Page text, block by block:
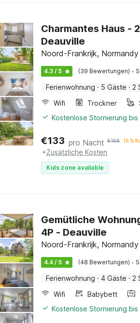
Charmantes Haus -
Deauville
Noord-Frankrijk, Normandy
4.3 / 5 (39 Bewertungen) ·
Ferienwohnung · 5 Gäste · 2
Wifi
Trockner
Kostenlose Stornierung
€133 pro Nacht €166 15 %
+Zusätzliche Kosten
Kids zone available
Gemütliche
4P - Deauville
Noord-Frankrijk, Normandy
4.4 / 5 (48 Bewertungen) ·
Ferienwohnung · 4 Gäste · 2
Wifi
Babybett
Kostenlose Stornierung